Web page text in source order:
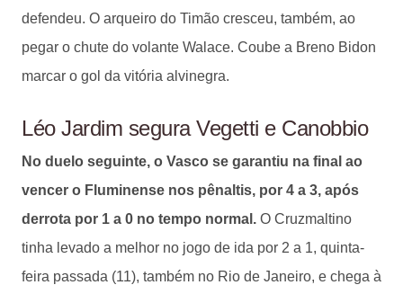
defendeu. O arqueiro do Timão cresceu, também, ao
pegar o chute do volante Walace. Coube a Breno Bidon
marcar o gol da vitória alvinegra.
Léo Jardim segura Vegetti e Canobbio
No duelo seguinte, o Vasco se garantiu na final ao
vencer o Fluminense nos pênaltis, por 4 a 3, após
derrota por 1 a 0 no tempo normal. O Cruzmaltino
tinha levado a melhor no jogo de ida por 2 a 1, quinta-
feira passada (11), também no Rio de Janeiro, e chega à